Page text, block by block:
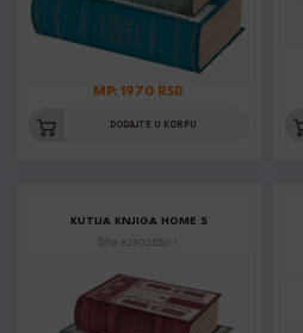
MP: 1970 RSD
DODAJTE U KORPU
KUTIJA KNJIGA HOME S
Šifra: K29028BX-1